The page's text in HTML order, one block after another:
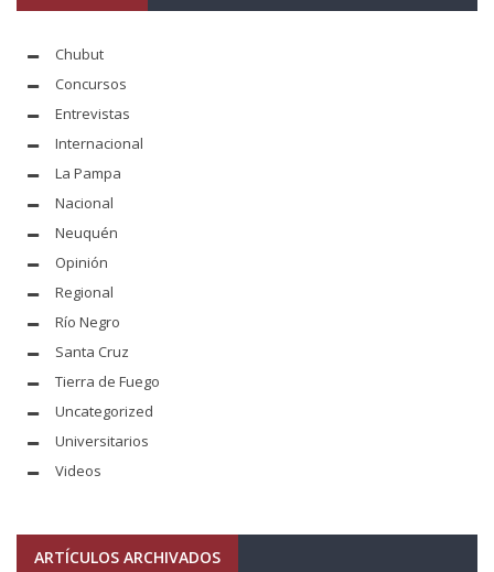
Chubut
Concursos
Entrevistas
Internacional
La Pampa
Nacional
Neuquén
Opinión
Regional
Río Negro
Santa Cruz
Tierra de Fuego
Uncategorized
Universitarios
Videos
ARTÍCULOS ARCHIVADOS